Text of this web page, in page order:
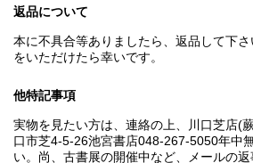
返品について
本に不具合等ありましたら、返品して下
をいただけたら幸いです。
他特記事項
実物を見たい方は、連絡の上、川口芝店(
口市芝4-5-26池宮書店048-267-5050年中
い。尚、古書展の開催中など、メールの